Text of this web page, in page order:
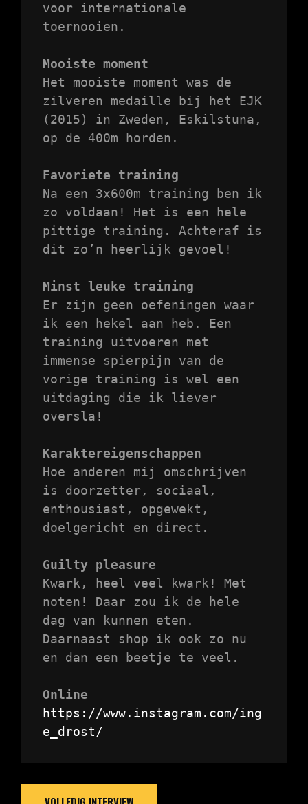
voor internationale
toernooien.
Mooiste moment
Het mooiste moment was de
zilveren medaille bij het EJK
(2015) in Zweden, Eskilstuna,
op de 400m horden.
Favoriete training
Na een 3x600m training ben ik
zo voldaan! Het is een hele
pittige training. Achteraf is
dit zo’n heerlijk gevoel!
Minst leuke training
Er zijn geen oefeningen waar
ik een hekel aan heb. Een
training uitvoeren met
immense spierpijn van de
vorige training is wel een
uitdaging die ik liever
oversla!
Karaktereigenschappen
Hoe anderen mij omschrijven
is doorzetter, sociaal,
enthousiast, opgewekt,
doelgericht en direct.
Guilty pleasure
Kwark, heel veel kwark! Met
noten! Daar zou ik de hele
dag van kunnen eten.
Daarnaast shop ik ook zo nu
en dan een beetje te veel.
Online
https://www.instagram.com/ing
e_drost/